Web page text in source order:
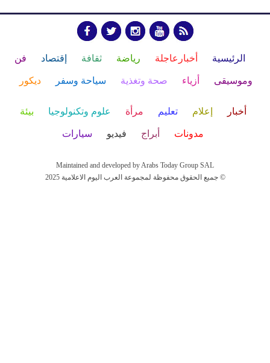
الرئيسية أخبارعاجلة رياضة ثقافة إقتصاد فن
وموسيقى أزياء صحة وتغذية سياحة وسفر ديكور
أخبار إعلام تعليم مرأة علوم وتكنولوجيا بيئة
مدونات أبراج فيديو سيارات
Maintained and developed by Arabs Today Group SAL
جميع الحقوق محفوظة لمجموعة العرب اليوم الاعلامية 2025 ©